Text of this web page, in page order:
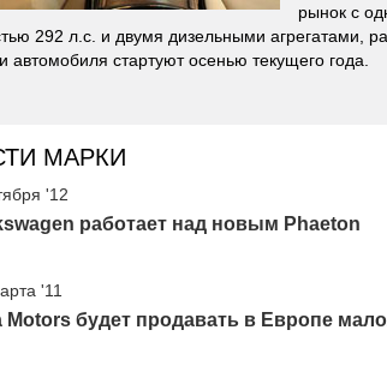
рынок с
292 л.с. и двумя дизельными агрегатами,
автомобиля стартуют осенью текущего года.
МАРКИ
'12
работает над новым Phaeton
'11
Motors будет продавать в Европе